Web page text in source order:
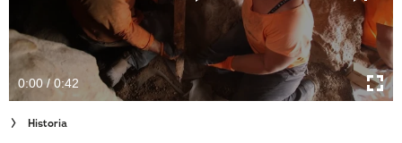
Newsletter
Cuda Polski
Wielki Konkurs Fotograficzny
0:00 / 0:42
Historia